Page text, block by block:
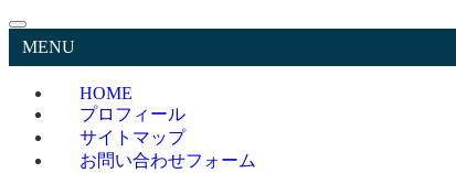
MENU
HOME
プロフィール
サイトマップ
お問い合わせフォーム